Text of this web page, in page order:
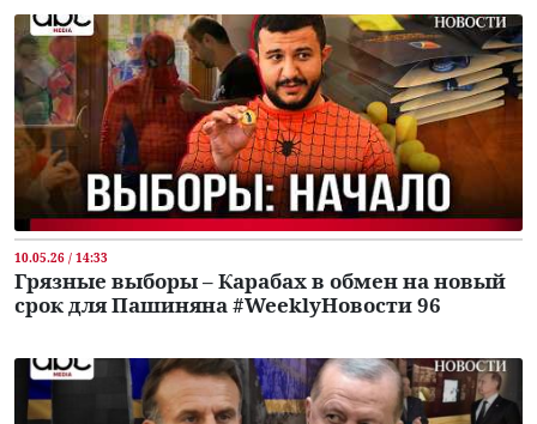
10.05.26 / 14:33
Грязные выборы – Карабах в обмен на новый
срок для Пашиняна #WeeklyНовости 96